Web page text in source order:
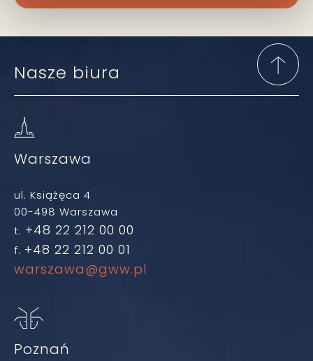
Nasze biura
Warszawa
ul. Książęca 4
00-498 Warszawa
t. +48 22 212 00 00
f. +48 22 212 00 01
warszawa@gww.pl
Poznań